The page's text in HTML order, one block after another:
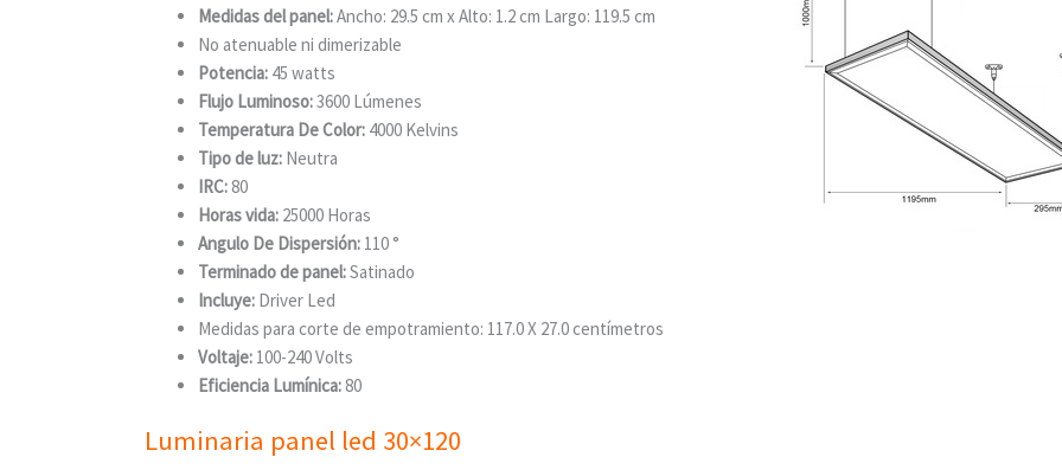
Medidas del panel:Ancho: 29.5 cm xAlto: 1.2 cm Largo: 119.5 cm
No atenuable ni dimerizable
Potencia: 45 watts
Flujo Luminoso:3600 Lúmenes
Temperatura De Color: 4000 Kelvins
Tipo de luz: Neutra
IRC:80
Horas vida: 25000 Horas
Angulo De Dispersión: 110 °
Terminado de panel:Satinado
Incluye: Driver Led
Medidas para corte de empotramiento: 117.0 X 27.0 centímetros
Voltaje: 100-240 Volts
Eficiencia Lumínica:80
Luminaria panel led 30×120